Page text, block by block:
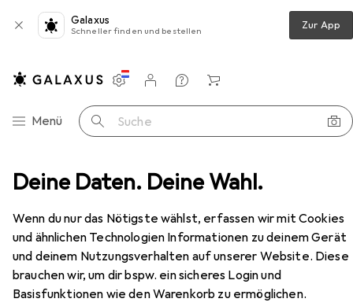
Deine Daten. Deine Wahl.
Wenn du nur das Nötigste wählst, erfassen wir mit Cookies
und ähnlichen Technologien Informationen zu deinem Gerät
und deinem Nutzungsverhalten auf unserer Website. Diese
brauchen wir, um dir bspw. ein sicheres Login und
Basisfunktionen wie den Warenkorb zu ermöglichen.
Galaxus
Schneller finden und bestellen Zur App
Navigation nach Kategorien
Menü Suche
Einstellungen
Kundenkonto
Vergleichslisten
Merklisten
Warenkorb